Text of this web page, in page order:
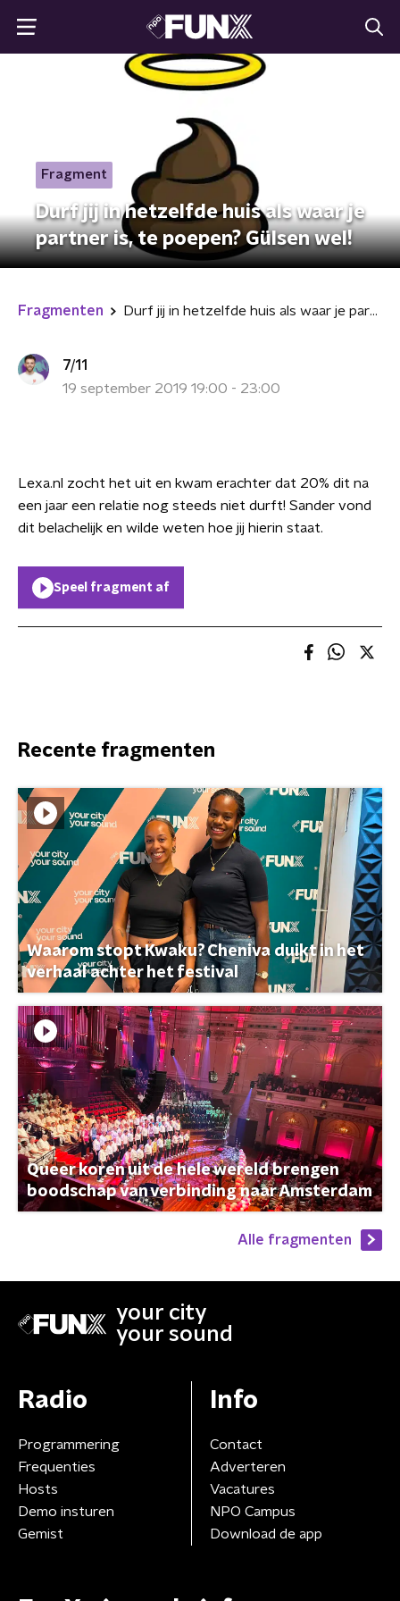
Fragment
Durf jij in hetzelfde huis als waar je
partner is, te poepen? Gülsen wel!
Fragmenten Durf jij in hetzelfde huis als waar je partner is, te poepen? Gülsen wel!
7/11
19 september 2019 19:00 - 23:00
Lexa.nl zocht het uit en kwam erachter dat 20% dit na
een jaar een relatie nog steeds niet durft! Sander vond
dit belachelijk en wilde weten hoe jij hierin staat.
Speel fragment af
Recente fragmenten
Waarom stopt Kwaku? Cheniva duikt in het
verhaal achter het festival
Queer koren uit de hele wereld brengen
boodschap van verbinding naar Amsterdam
Alle fragmenten
your city
your sound
Radio
Programmering
Frequenties
Hosts
Demo insturen
Gemist
Info
Contact
Adverteren
Vacatures
NPO Campus
Download de app